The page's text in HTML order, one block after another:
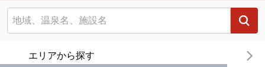
エリアから探す